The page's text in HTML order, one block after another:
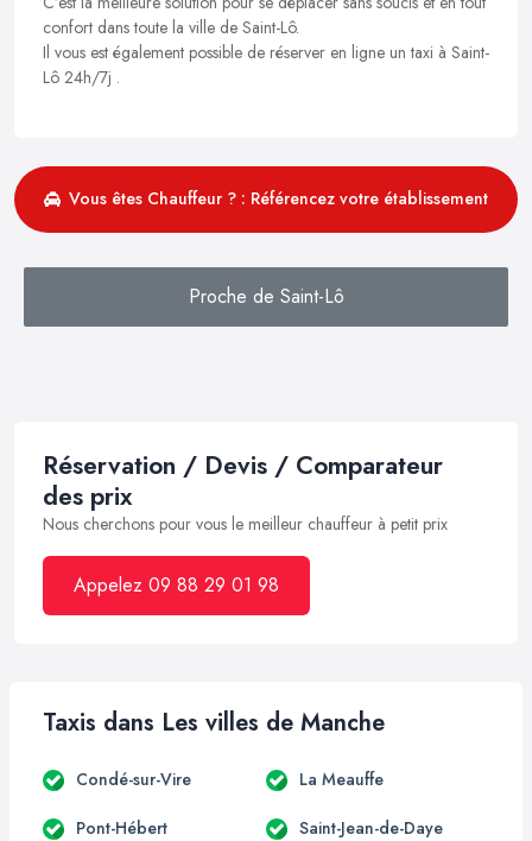
confort dans toute la ville de Saint-Lô.
Il vous est également possible de réserver en ligne un taxi à Saint-
Lô 24h/7j .
Vous êtes Chauffeur ? : Référencez votre établissement
Proche de Saint-Lô
Réservation / Devis / Comparateur
des prix
Nous cherchons pour vous le meilleur chauffeur à petit prix
Appelez 09 88 29 01 98
Taxis dans Les villes de Manche
Condé-sur-Vire La Meauffe
Pont-Hébert Saint-Jean-de-Daye